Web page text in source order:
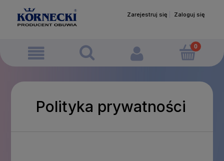
Zarejestruj się Zaloguj się
Polityka prywatności